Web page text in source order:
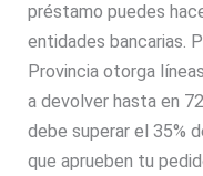
préstamo puedes
entidades bancarias.
Provincia otorga
a devolver hasta en
debe superar el 35%
que aprueben tu